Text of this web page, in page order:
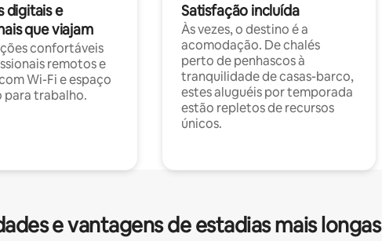
digitais e
que viajam
confortáveis
remotos e
Wi-Fi e espaço
para trabalho.
Satisfação incluída
Às vezes, o destino é a
acomodação. De chalés
perto de penhascos à
tranquilidade de casas-barco,
estes aluguéis por temporada
estão repletos de recursos
únicos.
e vantagens de estadias mais longas